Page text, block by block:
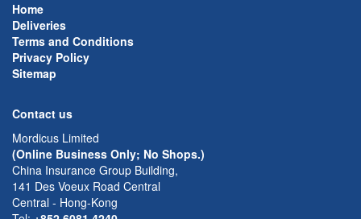
Home
Deliveries
Terms and Conditions
Privacy Policy
Sitemap
Contact us
Mordicus Limited
(Online Business Only; No Shops.)
China Insurance Group Building,
141 Des Voeux Road Central
Central - Hong-Kong